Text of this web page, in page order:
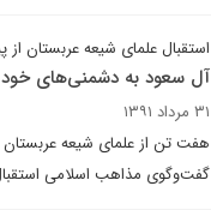
استقبال علمای شیعه عربستان از
آل سعود به دشمنی‌های خود
۳۱ مرداد ۱۳۹۱
هفت تن از علمای شیعه عربستان
گفت‌وگوی مذاهب اسلامی